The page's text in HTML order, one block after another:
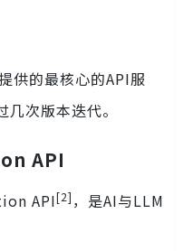
供的最核心的API服
次版本迭代。
API
API[2] ，是AI与LLM